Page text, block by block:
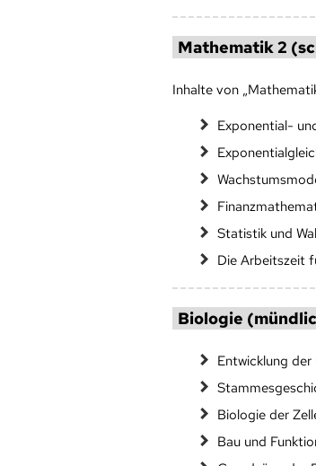
Mathematik 2
Inhalte von
Exponential-
Statistik und
Die Arbeitszeit
Biologie
Entwicklung
Biologie der
Bau und